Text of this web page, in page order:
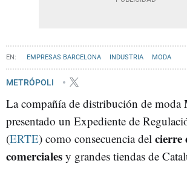
EMPRESAS BARCELONA INDUSTRIA MODA
METRÓPOLI
La compañía de distribución de moda
presentado un Expediente de
(ERTE) como consecuencia del cierre
comerciales y grandes tiendas de